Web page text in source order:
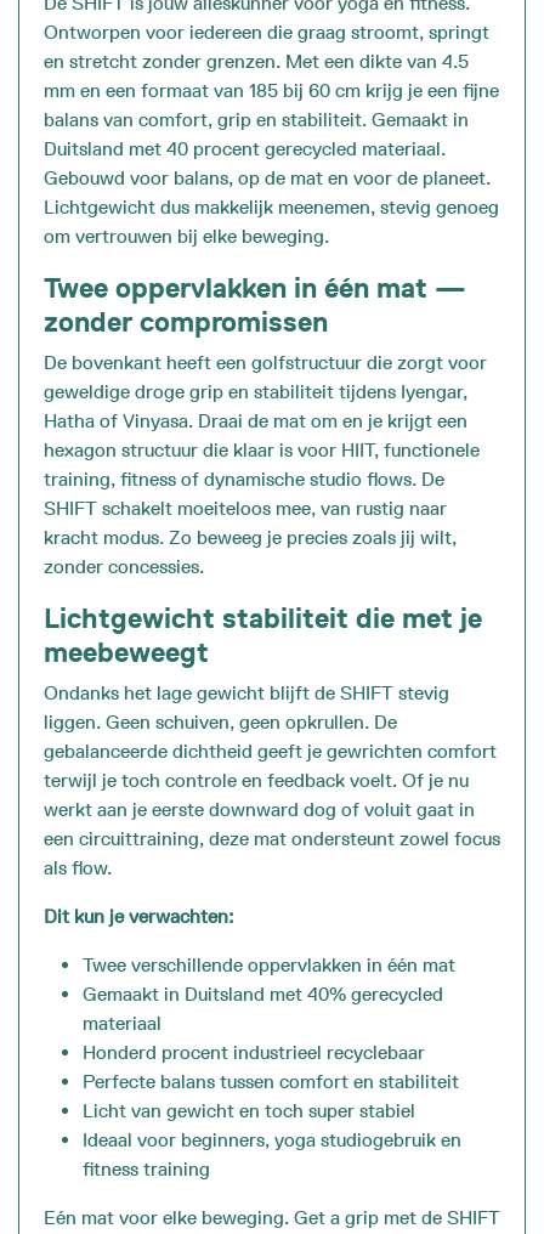
Ontworpen voor iedereen die graag stroomt, springt
en stretcht zonder grenzen. Met een dikte van 4.5
mm en een formaat van 185 bij 60 cm krijg je een fijne
balans van comfort, grip en stabiliteit. Gemaakt in
Duitsland met 40 procent gerecycled materiaal.
Gebouwd voor balans, op de mat en voor de planeet.
Lichtgewicht dus makkelijk meenemen, stevig genoeg
om vertrouwen bij elke beweging.
Twee oppervlakken in één mat —
zonder compromissen
De bovenkant heeft een golfstructuur die zorgt voor
geweldige droge grip en stabiliteit tijdens Iyengar,
Hatha of Vinyasa. Draai de mat om en je krijgt een
hexagon structuur die klaar is voor HIIT, functionele
training, fitness of dynamische studio flows. De
SHIFT schakelt moeiteloos mee, van rustig naar
kracht modus. Zo beweeg je precies zoals jij wilt,
zonder concessies.
Lichtgewicht stabiliteit die met je
meebeweegt
Ondanks het lage gewicht blijft de SHIFT stevig
liggen. Geen schuiven, geen opkrullen. De
gebalanceerde dichtheid geeft je gewrichten comfort
terwijl je toch controle en feedback voelt. Of je nu
werkt aan je eerste downward dog of voluit gaat in
een circuittraining, deze mat ondersteunt zowel focus
als flow.
Dit kun je verwachten:
Twee verschillende oppervlakken in één mat
Gemaakt in Duitsland met 40% gerecycled
materiaal
Honderd procent industrieel recyclebaar
Perfecte balans tussen comfort en stabiliteit
Licht van gewicht en toch super stabiel
Ideaal voor beginners, yoga studiogebruik en
fitness training
Eén mat voor elke beweging. Get a grip met de SHIFT